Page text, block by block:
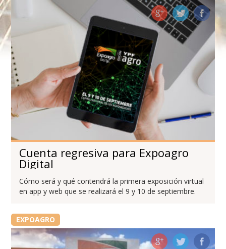
Cuenta regresiva para Expoagro
Digital
Cómo será y qué contendrá la primera exposición virtual
en app y web que se realizará el 9 y 10 de septiembre.
EXPOAGRO